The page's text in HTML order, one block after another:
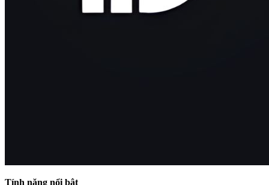
Tính năng nổi bật